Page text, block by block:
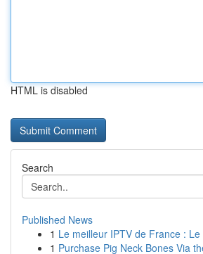
HTML is disabled
Search
Published News
1 Le meilleur IPTV de France :
1 Purchase Pig Neck Bones Via